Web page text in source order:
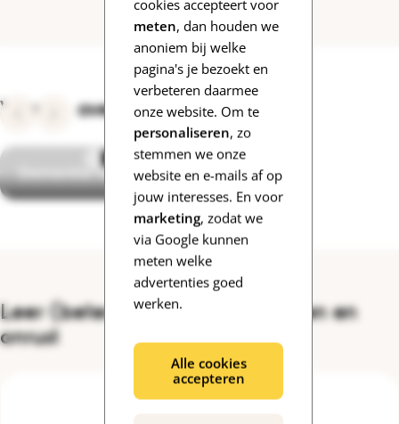
cookies accepteert voor
meten, dan houden we
anoniem bij welke
pagina's je bezoekt en
verbeteren daarmee
onze website. Om te
personaliseren, zo
stemmen we onze
website en e-mails af op
jouw interesses. En voor
marketing, zodat we
via Google kunnen
meten welke
advertenties goed
werken.
Alle cookies
accepteren
Video's over dwalen en onrust
Vorige
Dementie en verdwalen
Leer (beter) omgaan met dwalen en
onrust